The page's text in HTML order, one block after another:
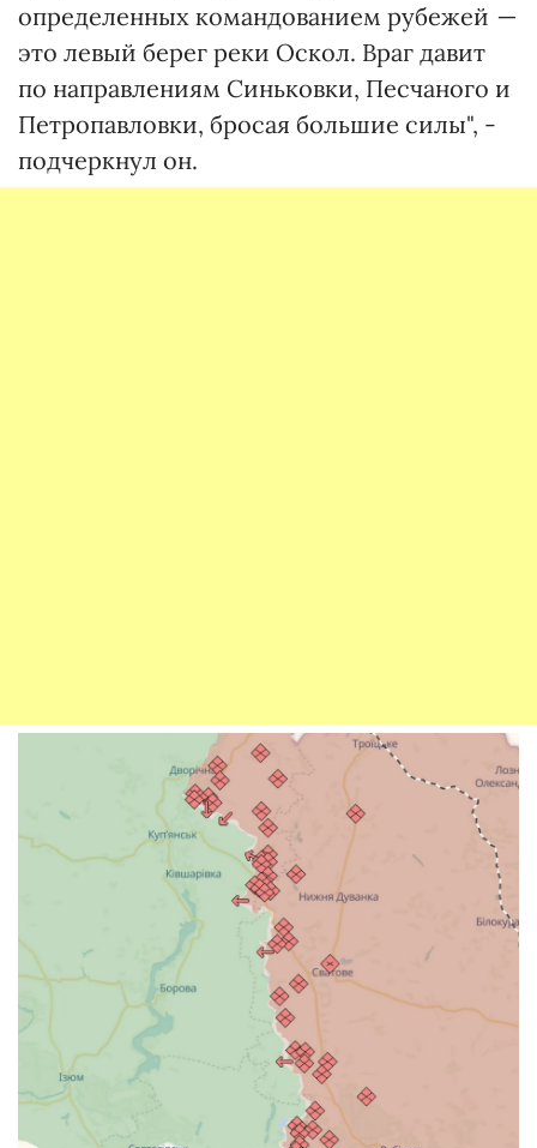
определенных командованием рубежей —
это левый берег реки Оскол. Враг давит
по направлениям Синьковки, Песчаного и
Петропавловки, бросая большие силы", -
подчеркнул он.